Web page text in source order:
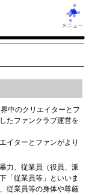
中のクリエイターとフ
たファンクラブ運営を
イターとファンがより
力、従業員（役員、派
「従業員等」といいま
従業員等の身体や尊厳